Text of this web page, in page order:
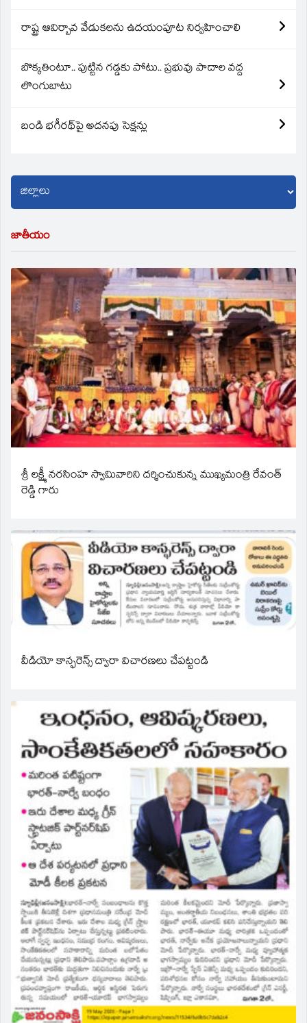
రాష్ట్ర ఆవిర్బావ వేడుకలను ఉదయంపూట నిర్వహించాలి
బొక్కతింటూ.. పుట్టిన గడ్డకు పోటు.. ప్రభువు పాదాల వద్ద
లొంగుబాటు
బండి భగీరథ్‌పై అదనపు సెక్షన్లు
జాతీయం
శ్రీ లక్ష్మీ నరసింహ స్వామివారిని దర్శించుకున్న ముఖ్యమంత్రి రేవంత్
రెడ్డి గారు
వీడియో కాన్ఫరెన్స్ ద్వారా విచారణలు చేపట్టండి